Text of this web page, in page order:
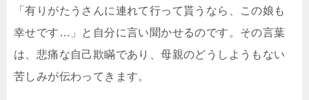
「有りがたうさんに連れて行って貰うなら、この娘も
幸せです…」と自分に言い聞かせるのです。その言葉
は、悲痛な自己欺瞞であり、母親のどうしようもない
苦しみが伝わってきます。